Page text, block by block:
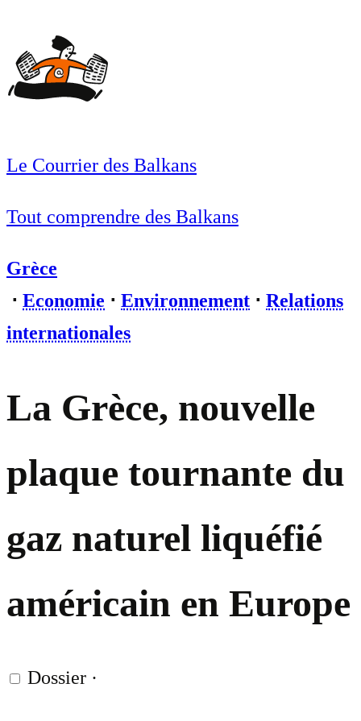
Le Courrier des Balkans
Tout comprendre des Balkans
Grèce
⋅ Economie ⋅ Environnement ⋅ Relations
internationales
La Grèce, nouvelle
plaque tournante du
gaz naturel liquéfié
américain en Europe
Dossier ·